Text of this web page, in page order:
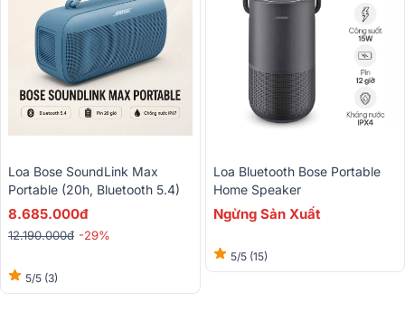
Loa Bose SoundLink Max
Portable (20h, Bluetooth 5.4)
8.685.000đ
12.190.000đ -29%
5/5 (3)
Loa Bluetooth Bose Portable
Home Speaker
Ngừng Sản Xuất
5/5 (15)